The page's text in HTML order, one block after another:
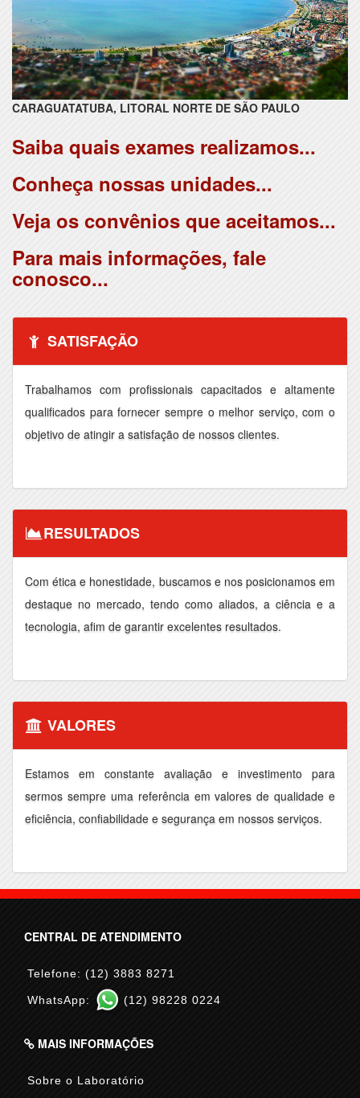
CARAGUATATUBA, LITORAL NORTE DE SÃO PAULO
Saiba quais exames realizamos...
Conheça nossas unidades...
Veja os convênios que aceitamos...
Para mais informações, fale
conosco...
SATISFAÇÃO
Trabalhamos com profissionais capacitados e altamente
qualificados para fornecer sempre o melhor serviço, com o
objetivo de atingir a satisfação de nossos clientes.
RESULTADOS
Com ética e honestidade, buscamos e nos posicionamos em
destaque no mercado, tendo como aliados, a ciência e a
tecnologia, afim de garantir excelentes resultados.
VALORES
Estamos em constante avaliação e investimento para
sermos sempre uma referência em valores de qualidade e
eficiência, confiabilidade e segurança em nossos serviços.
CENTRAL DE ATENDIMENTO
Telefone: (12) 3883 8271
WhatsApp: (12) 98228 0224
MAIS INFORMAÇÕES
Sobre o Laboratório